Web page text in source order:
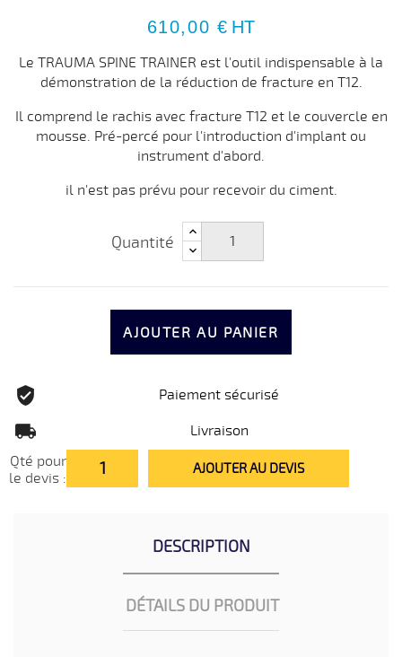
610,00 € HT
Le TRAUMA SPINE TRAINER est l'outil indispensable à la
démonstration de la réduction de fracture en T12.
Il comprend le rachis avec fracture T12 et le couvercle en
mousse. Pré-percé pour l'introduction d'implant ou
instrument d'abord.
il n'est pas prévu pour recevoir du ciment.
Quantité
AJOUTER AU PANIER
Paiement sécurisé
Livraison
Qté pour
le devis :
AJOUTER AU DEVIS
DESCRIPTION
DÉTAILS DU PRODUIT